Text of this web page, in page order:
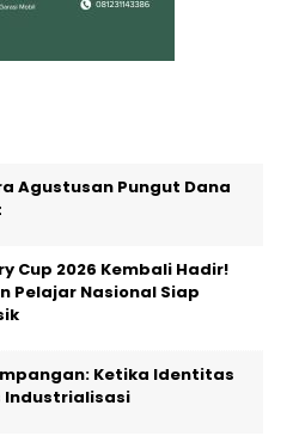
Agustusan Pungut Dana
Cup 2026 Kembali Hadir!
Pelajar Nasional Siap
Ketika Identitas
Industrialisasi